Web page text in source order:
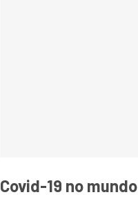
Covid-19 no mundo